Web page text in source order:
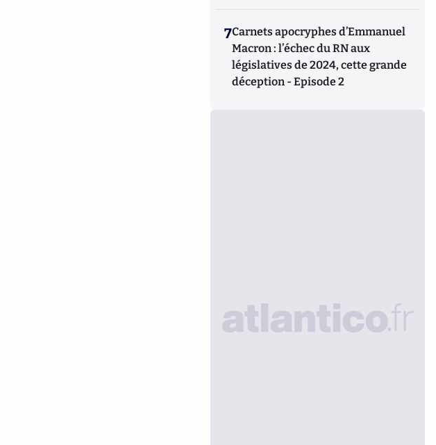
7Carnets apocryphes d’Emmanuel
Macron : l’échec du RN aux
législatives de 2024, cette grande
déception - Episode 2